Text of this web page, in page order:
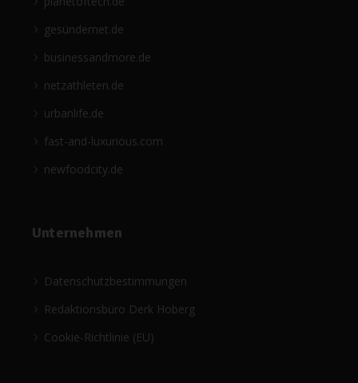
gesündernet.de
businessandmore.de
netzathleten.de
urbanlife.de
fast-and-luxurious.com
newfoodcity.de
Unternehmen
Datenschutzbestimmungen
Redaktionsbüro Derk Hoberg
Cookie-Richtlinie (EU)